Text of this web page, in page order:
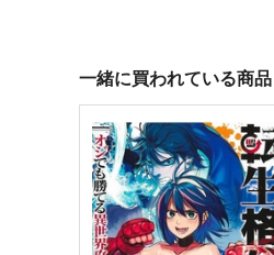
1,430円 （税込）
サンプル カート
廃版旧制服図鑑8
麒麟堂
一緒に買われている商品